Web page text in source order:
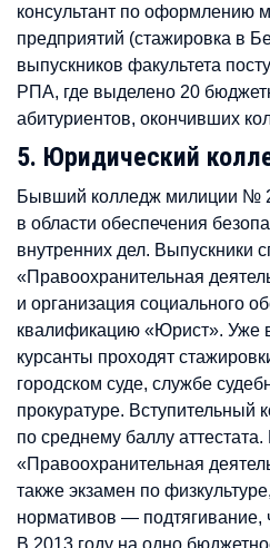
консультант по оформлению
предприятий (стажировка в
выпускников факультета
РПА, где выделено 20
абитуриентов, окончивших
5. Юридический
Бывший колледж милиции № 2
в области обеспечения
внутренних дел. Выпускники
«Правоохранительная
и организация социального
квалификацию «Юрист». Уже
курсанты проходят
городском суде, службе
прокуратуре. Вступительный
по среднему баллу
«Правоохранительная
также экзамен по
нормативов — подтягивание,
В 2013 году на одно